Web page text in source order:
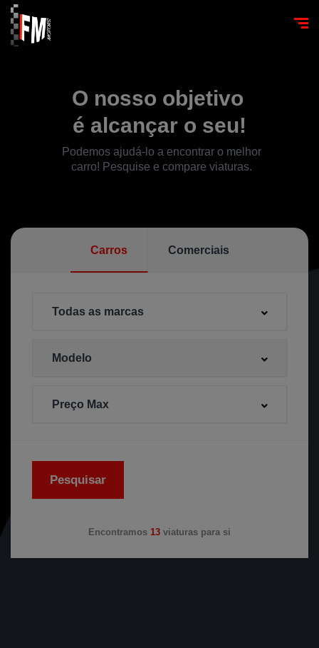
O nosso objetivo
é alcançar o seu!
Podemos ajudá-lo a encontrar o melhor
carro! Pesquise e compare viaturas.
Carros Comerciais
Pesquisar
Encontramos 13 viaturas para si